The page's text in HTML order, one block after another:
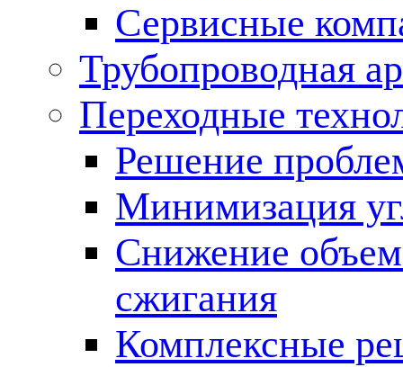
Сервисные
Трубопроводная
Переходные
Решение
Минимизация
Снижение
сжигания
Комплексные